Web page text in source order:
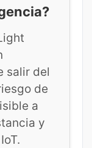
salir del
de
a
y